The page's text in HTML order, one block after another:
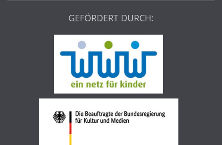
GEFÖRDERT DURCH: